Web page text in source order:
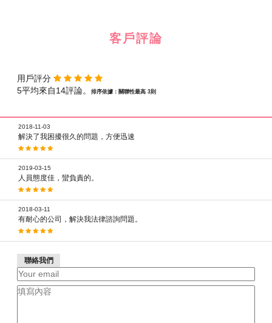
客戶評論
用戶評分
5平均來自14評論。
排序依據：關聯性最高 3則
2018-11-03
解決了我困擾很久的問題，方便迅速
2019-03-15
人員態度佳，蠻負責的。
2018-03-11
有耐心的公司，解決我法律諮詢問題。
聯絡我們